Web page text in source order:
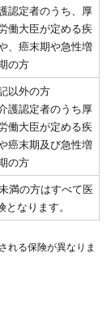
認定者のうち、厚
働大臣が定める疾
、癌末期や急性増
の方
以外の方
護認定者のうち厚
働大臣が定める疾
癌末期及び急性増
の方
満の方はすべて医
となります。
れる保険が異なりま